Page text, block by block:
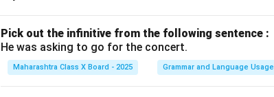
Pick out the infinitive from the following sentence :
He was asking to go for the concert.
Maharashtra Class X Board - 2025 Grammar and Language Usage